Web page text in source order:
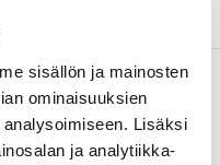
sisällön ja mainosten
ominaisuuksien
Lisäksi
ja analytiikka-